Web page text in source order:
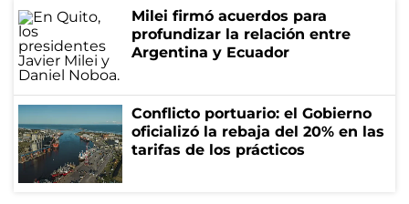
Milei firmó acuerdos para
profundizar la relación entre
Argentina y Ecuador
Conflicto portuario: el Gobierno
oficializó la rebaja del 20% en las
tarifas de los prácticos